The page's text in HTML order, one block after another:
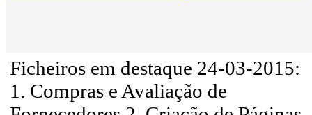
Ficheiros em destaque 24-03-2015:
1. Compras e Avaliação de